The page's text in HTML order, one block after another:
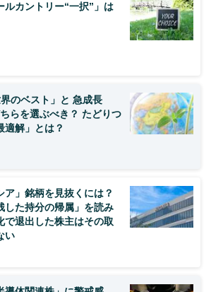
ルカントリー“一択”」は
のベスト」と 急成長
ちらを選ぶべき？ たどりつ
適解」とは？
ア」銘柄を見抜くには？
した持分の帰属」を読み
退出した株主はその取
い